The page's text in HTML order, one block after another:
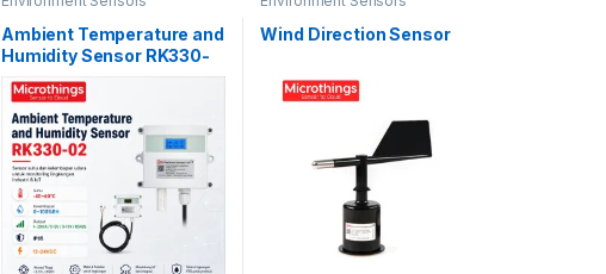
Ambient Temperature and
Humidity Sensor RK330-
02
Wind Direction Sensor